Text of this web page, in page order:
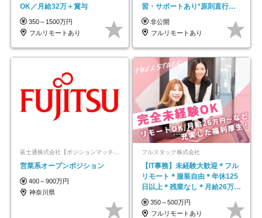
OK／月給32万＋賞与
350～1500万円
フルリモートあり
習・サポートあり*原則直行直
帰／全国募集・業務委託
非公開
フルリモートあり
富士通株式会社【ポジションマッチ登録】
営業系オープンポジション
400～900万円
神奈川県
フルスタック株式会社
【IT事務】未経験大歓迎＊フル
リモート＊服装自由＊年休125
日以上＊残業なし＊月給26万円
以上
350～500万円
フルリモートあり